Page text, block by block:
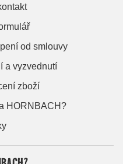
od smlouvy
a vyzvednutí
zboží
HORNBACH?